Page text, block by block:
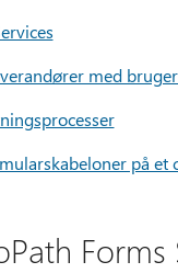
med
på et
Forms